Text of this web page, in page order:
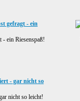
ein Riesenspaß!
nicht so leicht!